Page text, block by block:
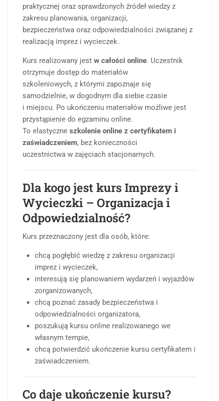
praktycznej oraz sprawdzonych źródeł wiedzy z
zakresu planowania, organizacji,
bezpieczeństwa oraz odpowiedzialności związanej z
realizacją imprez i wycieczek.
Kurs realizowany jest w całości online. Uczestnik
otrzymuje dostęp do materiałów
szkoleniowych, z którymi zapoznaje się
samodzielnie, w dogodnym dla siebie czasie
i miejscu. Po ukończeniu materiałów możliwe jest
przystąpienie do egzaminu online.
To elastyczne szkolenie online z certyfikatem i
zaświadczeniem, bez konieczności
uczestnictwa w zajęciach stacjonarnych.
Dla kogo jest kurs Imprezy i
Wycieczki – Organizacja i
Odpowiedzialność?
Kurs przeznaczony jest dla osób, które:
chcą pogłębić wiedzę z zakresu organizacji
imprez i wycieczek,
interesują się planowaniem wydarzeń i wyjazdów
zorganizowanych,
chcą poznać zasady bezpieczeństwa i
odpowiedzialności organizatora,
poszukują kursu online realizowanego we
własnym tempie,
chcą potwierdzić ukończenie kursu certyfikatem i
zaświadczeniem.
Co daje ukończenie kursu?